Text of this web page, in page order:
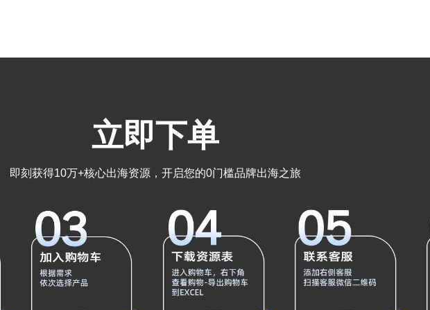
立即下单
即刻获得10万+核心出海资源，开启您的0门槛品牌出海之旅